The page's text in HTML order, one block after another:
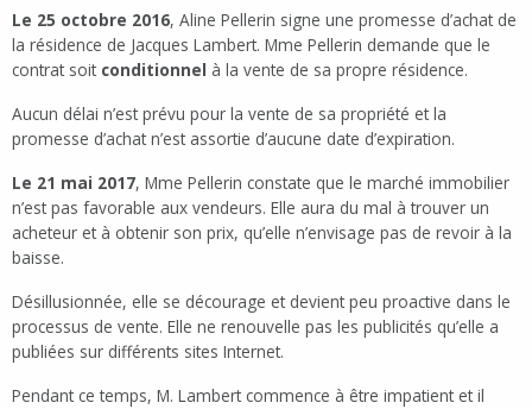
Le 25 octobre 2016, Aline Pellerin signe une promesse d’achat de
la résidence de Jacques Lambert. Mme Pellerin demande que le
contrat soit conditionnel à la vente de sa propre résidence.
Aucun délai n’est prévu pour la vente de sa propriété et la
promesse d’achat n’est assortie d’aucune date d’expiration.
Le 21 mai 2017, Mme Pellerin constate que le marché immobilier
n’est pas favorable aux vendeurs. Elle aura du mal à trouver un
acheteur et à obtenir son prix, qu’elle n’envisage pas de revoir à la
baisse.
Désillusionnée, elle se décourage et devient peu proactive dans le
processus de vente. Elle ne renouvelle pas les publicités qu’elle a
publiées sur différents sites Internet.
Pendant ce temps, M. Lambert commence à être impatient et il